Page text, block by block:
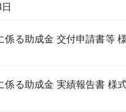
係る助成金 交付申請書等
係る助成金 実績報告書 様